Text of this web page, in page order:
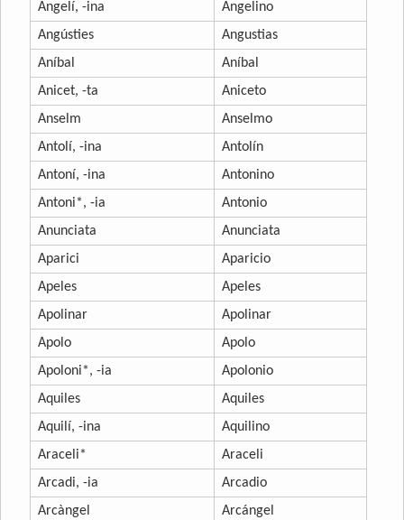
Angelí, -ina
Angelino
Angústies
Angustias
Aníbal
Aníbal
Anicet, -ta
Aniceto
Anselm
Anselmo
Antolí, -ina
Antolín
Antoní, -ina
Antonino
Antoni*, -ia
Antonio
Anunciata
Anunciata
Aparici
Aparicio
Apeles
Apeles
Apolinar
Apolinar
Apolo
Apolo
Apoloni*, -ia
Apolonio
Aquiles
Aquiles
Aquilí, -ina
Aquilino
Araceli*
Araceli
Arcadi, -ia
Arcadio
Arcàngel
Arcángel